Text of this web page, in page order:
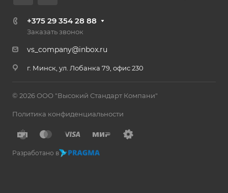
+375 29 354 28 88
Заказать звонок
vs_company@inbox.ru
г. Минск, ул. Лобанка 79, офис 230
© 2026 ООО "Высокий Стандарт Компани"
Политика конфиденциальности
Разработано в